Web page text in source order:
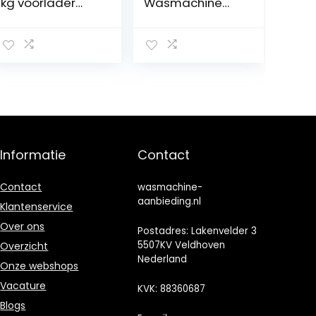
Inverter Max A
Plus, laag
bedieningspane
display
kg, AquaStop,
motor,
kinderbeveiligin
trommelreinigin
g, wit
Informatie
Contact
Klantenservice
Over ons
Overzicht
Onze webshops
Vacature
Blogs
Contact
wasmachine-
aanbieding.nl
Postadres: Lakenvelder 3
5507KV Veldhoven
Nederland
KVK: 88360687